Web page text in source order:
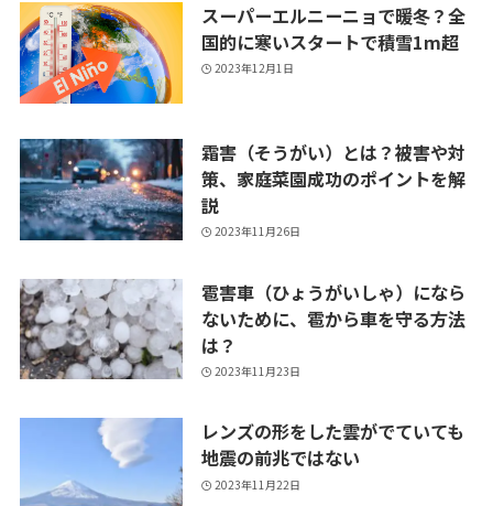
スーパーエルニーニョで暖冬？全
国的に寒いスタートで積雪1m超
2023年12月1日
霜害（そうがい）とは？被害や対
策、家庭菜園成功のポイントを解
説
2023年11月26日
雹害車（ひょうがいしゃ）になら
ないために、雹から車を守る方法
は？
2023年11月23日
レンズの形をした雲がでていても
地震の前兆ではない
2023年11月22日